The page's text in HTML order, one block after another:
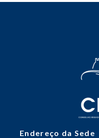
Endereço da Sede